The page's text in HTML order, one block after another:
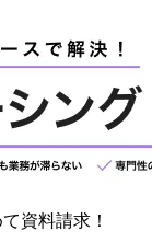
資料請求！